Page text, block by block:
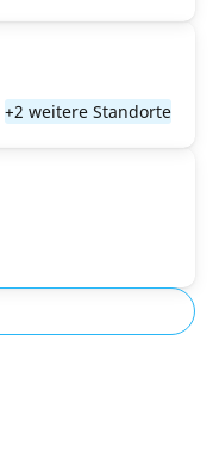
+2 weitere Standorte